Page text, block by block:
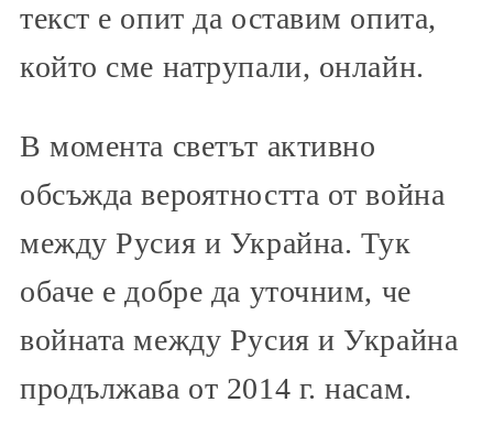
текст е опит да оставим опита,
който сме натрупали, онлайн.
В момента светът активно
обсъжда вероятността от война
между Русия и Украйна. Тук
обаче е добре да уточним, че
войната между Русия и Украйна
продължава от 2014 г. насам.